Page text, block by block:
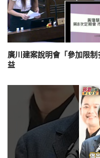
廣川建案說明會「參加限
益